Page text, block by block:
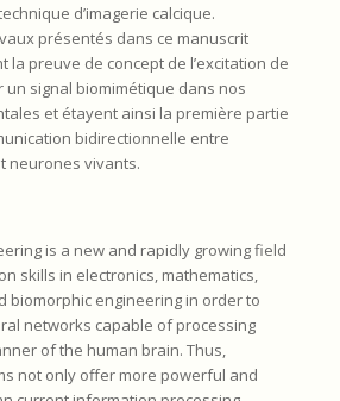
d’imagerie calcique.
présentés dans ce manuscrit
la preuve de concept de l’excitation de
signal biomimétique dans nos
et étayent ainsi la première partie
bidirectionnelle entre
neurones vivants.
is a new and rapidly growing field
skills in electronics, mathematics,
biomorphic engineering in order to
networks capable of processing
of the human brain. Thus,
not only offer more powerful and